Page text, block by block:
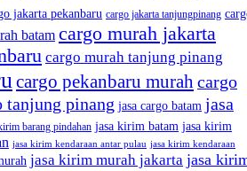
jakarta pekanbaru cargo jakarta tanjungpinang
batam cargo murah jakarta
cargo murah tanjung pinang
cargo pekanbaru murah cargo
tanjung pinang jasa cargo batam jasa
barang pindahan jasa kirim batam jasa kirim
jasa kirim kendaraan antar pulau jasa kirim kendaraan
jasa kirim murah jakarta jasa